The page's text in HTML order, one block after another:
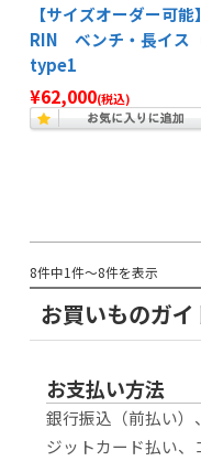
【サイズオーダー可能
RIN ベンチ・長イス（
type1
¥62,000(税込)
8件中1件～8件を表示
お買いものガイ
お支払い方法
銀行振込（前払い）
ジットカード払い、